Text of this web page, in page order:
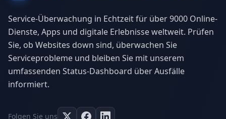
Service-Überwachung in Echtzeit für über 9000 Online-
Dienste, Apps und digitale Erlebnisse weltweit. Prüfen
Sie, ob Websites down sind, überwachen Sie
Serviceprobleme und bleiben Sie mit unserem
umfassenden Status-Dashboard über Ausfälle
informiert.
Folgen Sie uns